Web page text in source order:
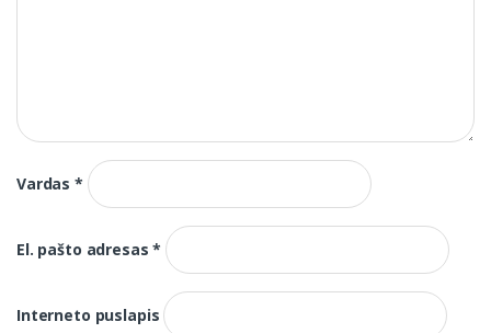
Vardas*
El. pašto adresas*
Interneto puslapis